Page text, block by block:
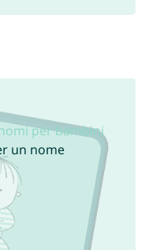
per bambini
un nome